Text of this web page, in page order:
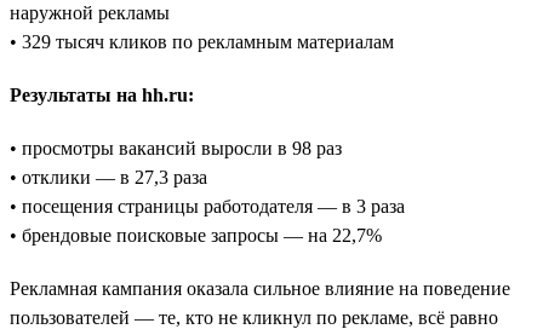
наружной рекламы
• 329 тысяч кликов по рекламным материалам
Результаты на hh.ru:
• просмотры вакансий выросли в 98 раз
• отклики — в 27,3 раза
• посещения страницы работодателя — в 3 раза
• брендовые поисковые запросы — на 22,7%
Рекламная кампания оказала сильное влияние на поведение
пользователей — те, кто не кликнул по рекламе, всё равно